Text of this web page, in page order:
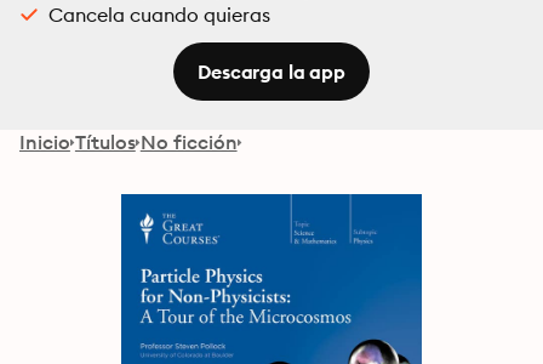
Cancela cuando quieras
Descarga la app
Inicio Títulos No ficción